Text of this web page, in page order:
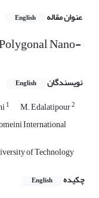
عنوان مقاله English
Nano-
نویسندگان English
1 M. Edalatipour2
International
of Technology
چکیده
English